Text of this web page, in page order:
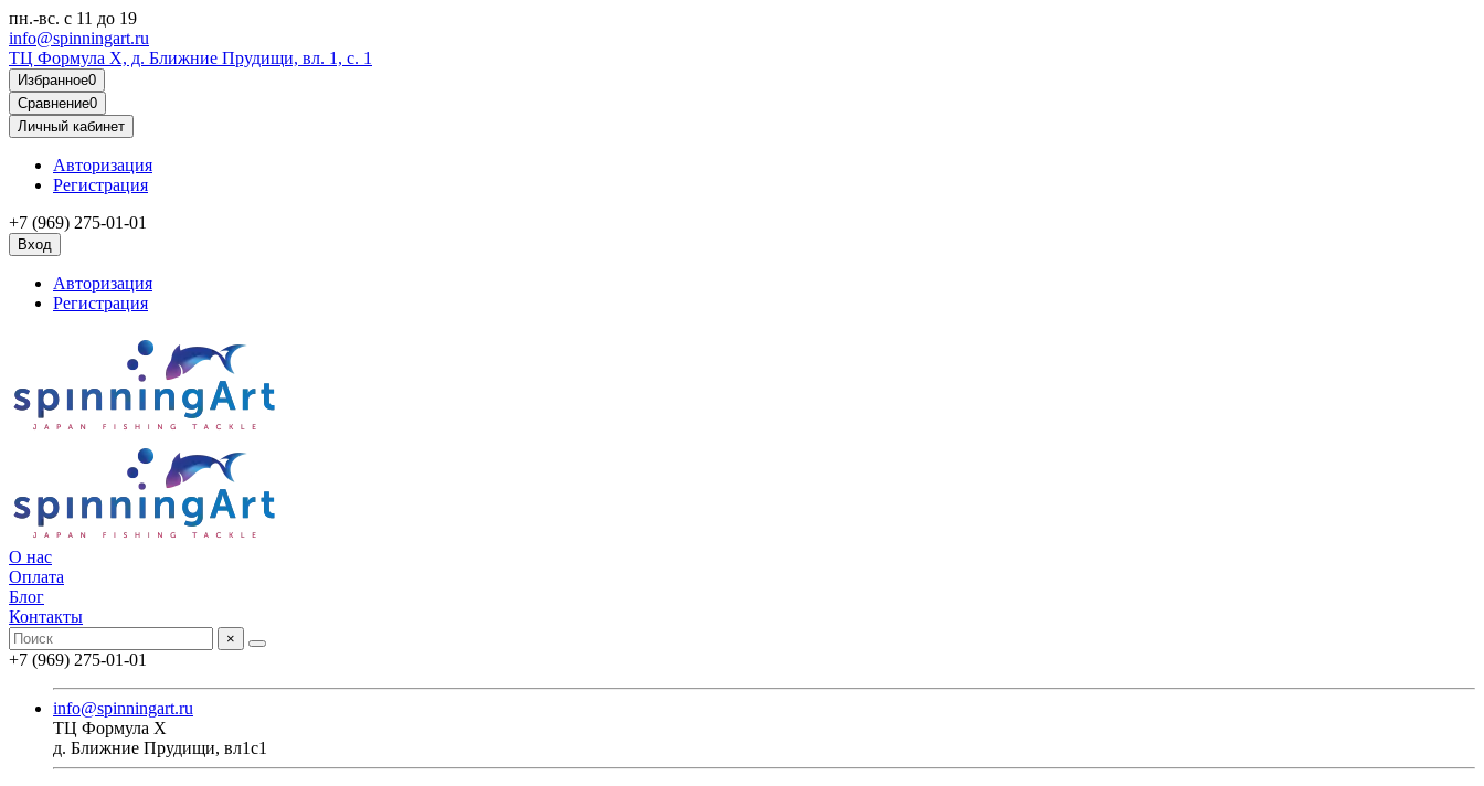
пн.-вс. с 11 до 19
info@spinningart.ru
ТЦ Формула X, д. Ближние Прудищи, вл. 1, с. 1
Избранное0
Сравнение0
Личный кабинет
Авторизация
Регистрация
+7 (969) 275-01-01
Вход
Авторизация
Регистрация
О нас
Оплата
Блог
Контакты
×
+7 (969) 275-01-01
info@spinningart.ru
ТЦ Формула X
д. Ближние Прудищи, вл1с1